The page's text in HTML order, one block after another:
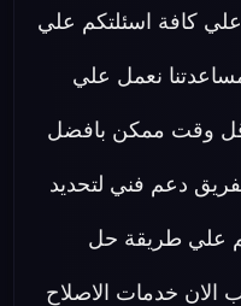
كافة اسئلتكم علي
مساعدتنا نعمل علي
وقت ممكن بافضل
بفريق دعم فني لتحديد
علي طريقة حل
الان خدمات الاصلاح